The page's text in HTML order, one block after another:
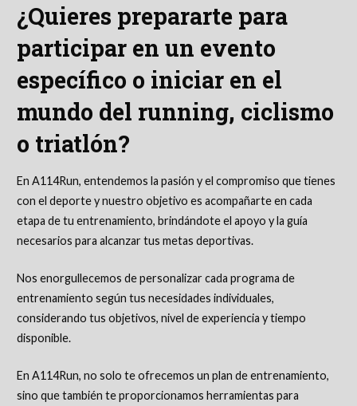
¿Quieres prepararte para
participar en un evento
específico o iniciar en el
mundo del running, ciclismo
o triatlón?
En A114Run, entendemos la pasión y el compromiso que tienes
con el deporte y nuestro objetivo es acompañarte en cada
etapa de tu entrenamiento, brindándote el apoyo y la guía
necesarios para alcanzar tus metas deportivas.
Nos enorgullecemos de personalizar cada programa de
entrenamiento según tus necesidades individuales,
considerando tus objetivos, nivel de experiencia y tiempo
disponible.
En A114Run, no solo te ofrecemos un plan de entrenamiento,
sino que también te proporcionamos herramientas para